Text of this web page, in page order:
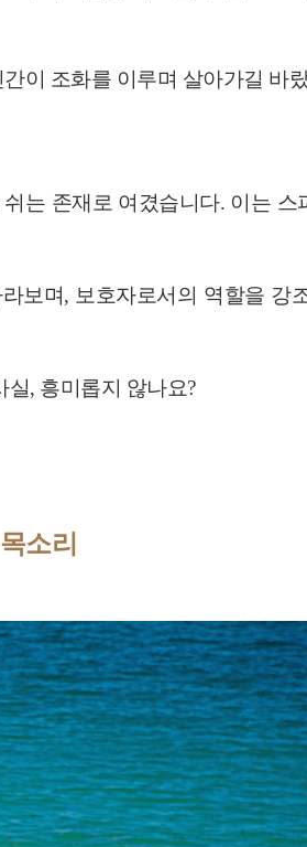
이 조화를 이루며 살아가길 바
는 존재로 여겼습니다. 이는 스
보며, 보호자로서의 역할을 강
, 흥미롭지 않나요?
소리